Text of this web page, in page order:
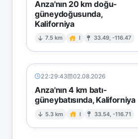
Anza'nın 20 km doğu-
güneydoğusunda,
Kaliforniya
7.5 km I 33.49, -116.47
22:29:43 02.08.2026
Anza'nın 4 km batı-
güneybatısında, Kaliforniya
5.3 km I 33.54, -116.71